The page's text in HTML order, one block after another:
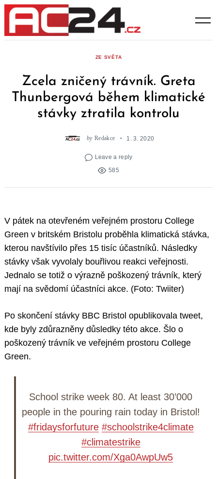
Skip
content
ZE SVĚTA
Zcela zničený trávník. Greta
Thunbergová během klimatické
stávky ztratila kontrolu
by Redakce 1. 3. 2020
Leave a reply
585
V pátek na otevřeném veřejném prostoru College
Green v britském Bristolu proběhla klimatická stávka,
kterou navštívilo přes 15 tisíc účastníků. Následky
stávky však vyvolaly bouřlivou reakci veřejnosti.
Jednalo se totiž o výrazně poškozený trávník, který
mají na svědomí účastníci akce. (Foto: Twiiter)
Po skončení stávky BBC Bristol opublikovala tweet,
kde byly zdůrazněny důsledky této akce. Šlo o
poškozený trávník ve veřejném prostoru College
Green.
School strike week 80. At least 30’000
people in the pouring rain today in Bristol!
#fridaysforfuture #schoolstrike4climate
#climatestrike
pic.twitter.com/Xga0AwpUw5